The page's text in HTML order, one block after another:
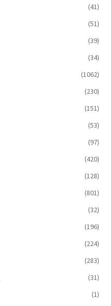
(41)
(51)
(39)
(34)
(1062)
(230)
(151)
(53)
(97)
(420)
(128)
(801)
(32)
(196)
(224)
(283)
(31)
(1)